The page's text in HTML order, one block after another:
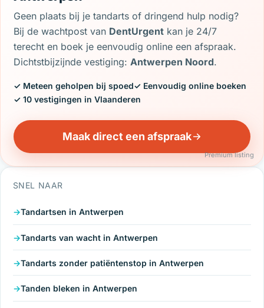
Geen plaats bij je tandarts of dringend hulp nodig?
Bij de wachtpost van DentUrgent kan je 24/7
terecht en boek je eenvoudig online een afspraak.
Dichtstbijzijnde vestiging:Antwerpen Noord.
✓ Meteen geholpen bij spoed✓ Eenvoudig online boeken
✓ 10 vestigingen in Vlaanderen
Maak direct een afspraak
Premium listing
SNEL NAAR
Tandartsen in Antwerpen
Tandarts van wacht in Antwerpen
Tandarts zonder patiëntenstop in Antwerpen
Tanden bleken in Antwerpen